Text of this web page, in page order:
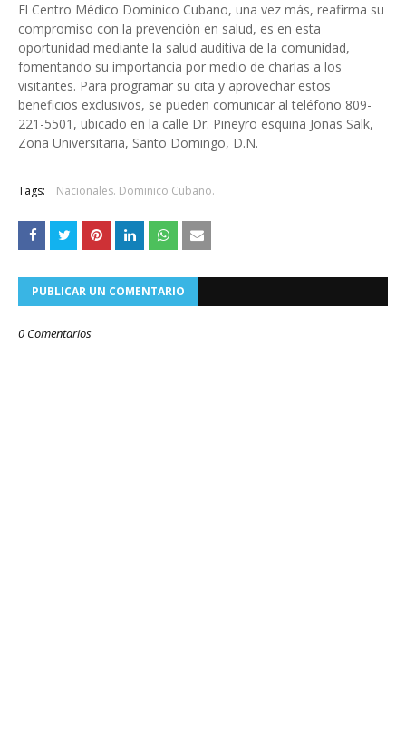
El Centro Médico Dominico Cubano, una vez más, reafirma su
compromiso con la prevención en salud, es en esta
oportunidad mediante la salud auditiva de la comunidad,
fomentando su importancia por medio de charlas a los
visitantes. Para programar su cita y aprovechar estos
beneficios exclusivos, se pueden comunicar al teléfono 809-
221-5501, ubicado en la calle Dr. Piñeyro esquina Jonas Salk,
Zona Universitaria, Santo Domingo, D.N.
Tags: Nacionales. Dominico Cubano.
PUBLICAR UN COMENTARIO
0 Comentarios